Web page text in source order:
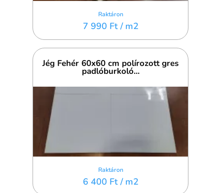
Raktáron
7 990 Ft / m2
Jég Fehér 60x60 cm polírozott gres
padlóburkoló...
Raktáron
6 400 Ft / m2